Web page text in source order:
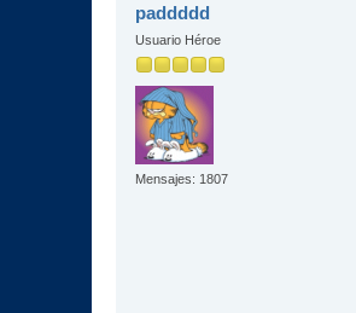
paddddd
Usuario Héroe
Mensajes: 1807